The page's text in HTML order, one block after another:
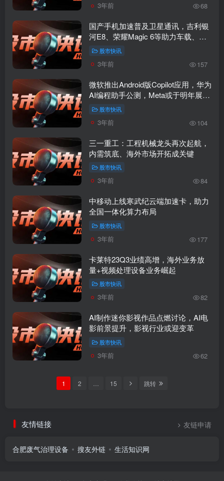
3年前 68
国产手机加速普及卫星通讯，吉利银
河E8、荣耀Magic 6等助力车载、手
机、手表等终端市场
股市快讯
3年前 157
微软推出Android版Copilot应用，华为
AI编程助手公测，Meta或于明年展示
超前AR眼镜原型
股市快讯
3年前 104
三一重工：工程机械龙头再次起航，
内需筑底、海外市场开拓成关键
股市快讯
3年前 84
中移动上线寒武纪云端加速卡，助力
全国一体化算力布局
股市快讯
3年前 177
卡莱特23Q3业绩高增，海外业务放
量+视频处理设备业务崛起
股市快讯
3年前 82
AI制作迷你影视作品点燃讨论，AI电
影前景提升，影视行业或迎变革
股市快讯
3年前 62
1 2 15 跳转
友情链接 友链申请
合肥废气治理设备 搜友外链 生活知识网